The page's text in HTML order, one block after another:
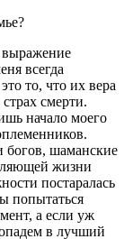
выражение
всегда
то, что их вера
смерти.
начало моего
богов, шаманские
жизни
постаралась
попытаться
а если уж
в лучший